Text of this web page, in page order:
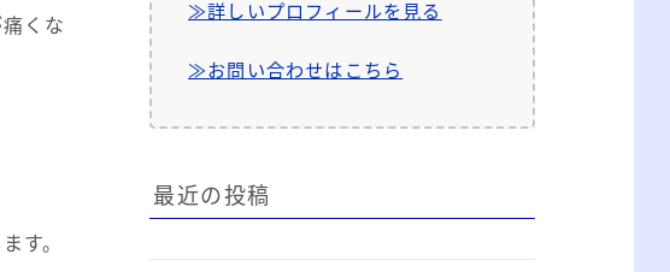
くな
す。
≫詳しいプロフィールを見る
≫お問い合わせはこちら
最近の投稿